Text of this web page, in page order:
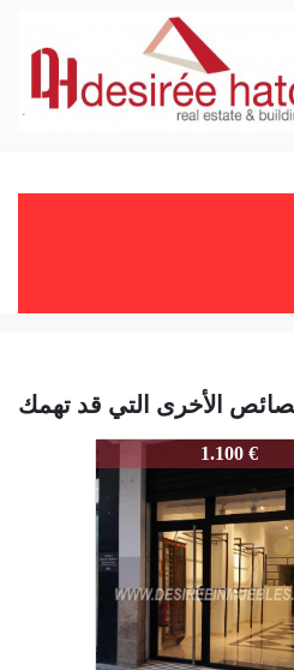
الأخرى التي قد تهمك
3865-
1.100 €